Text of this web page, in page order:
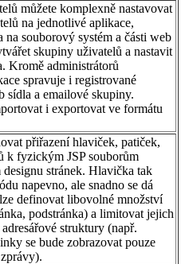
můžete komplexně nastavovat
na jednotlivé aplikace,
na souborový systém a části web
skupiny uživatelů a nastavit
Kromě administrátorů
spravuje i registrované
sídla a emailové skupiny.
i exportovat ve formátu
přiřazení hlaviček, patiček,
k fyzickým JSP souborům
stránek. Hlavička tak
napevno, ale snadno se dá
definovat libovolné množství
podstránka) a limitovat jejich
struktury (např.
se bude zobrazovat pouze